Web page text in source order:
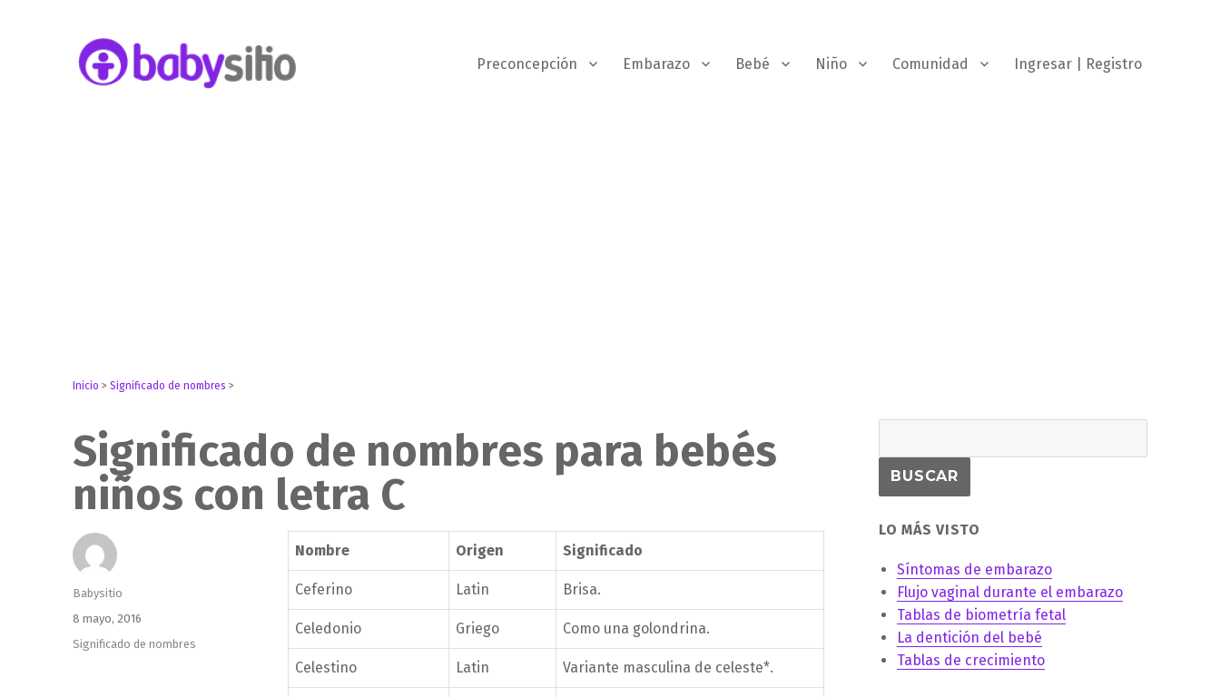
Preconcepción Embarazo Bebé Niño Comunidad Ingresar | Registro
Inicio >Significado de nombres >
Significado de nombres para bebés
niños con letra C
Nombre Origen Significado
Ceferino Latin Brisa.
Celedonio Griego Como una golondrina.
Celestino Latin Variante masculina de celeste*.
Autor
Babysitio
Publicado
el
8 mayo, 2016
Categorías
Significado de nombres
LO MÁS VISTO
Síntomas de embarazo
Flujo vaginal durante el embarazo
Tablas de biometría fetal
La dentición del bebé
Tablas de crecimiento